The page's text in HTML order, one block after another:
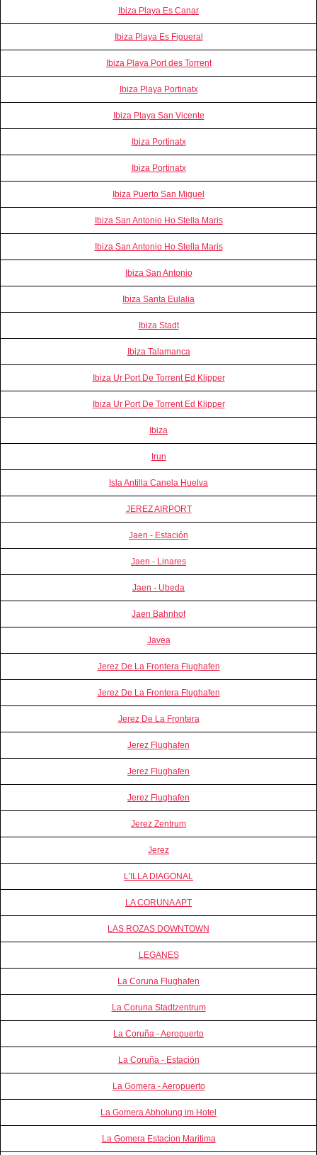
Ibiza Playa Es Canar
Ibiza Playa Es Figueral
Ibiza Playa Port des Torrent
Ibiza Playa Portinatx
Ibiza Playa San Vicente
Ibiza Portinatx
Ibiza Portinatx
Ibiza Puerto San Miguel
Ibiza San Antonio Ho Stella Maris
Ibiza San Antonio Ho Stella Maris
Ibiza San Antonio
Ibiza Santa Eulalia
Ibiza Stadt
Ibiza Talamanca
Ibiza Ur Port De Torrent Ed Klipper
Ibiza Ur Port De Torrent Ed Klipper
Ibiza
Irun
Isla Antilla Canela Huelva
JEREZ AIRPORT
Jaen - Estación
Jaen - Linares
Jaen - Ubeda
Jaen Bahnhof
Javea
Jerez De La Frontera Flughafen
Jerez De La Frontera Flughafen
Jerez De La Frontera
Jerez Flughafen
Jerez Flughafen
Jerez Flughafen
Jerez Zentrum
Jerez
L'ILLA DIAGONAL
LA CORUNA APT
LAS ROZAS DOWNTOWN
LEGANES
La Coruna Flughafen
La Coruna Stadtzentrum
La Coruña - Aeropuerto
La Coruña - Estación
La Gomera - Aeropuerto
La Gomera Abholung im Hotel
La Gomera Estacion Maritima